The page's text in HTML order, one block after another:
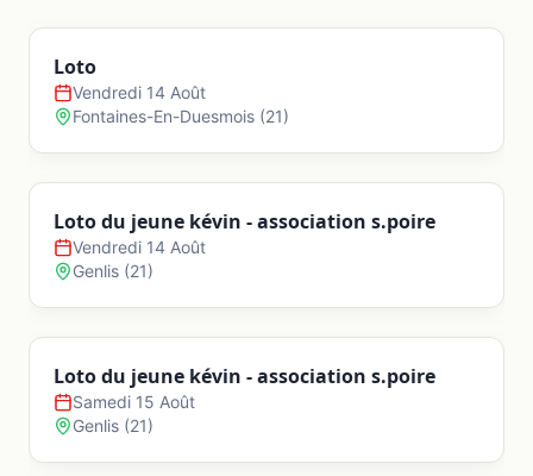
Amancey
Amathay-Vésigneux
Amondans
Anteuil
Appenans
Loto
Vendredi 14 Août
Fontaines-En-Duesmois (21)
Loto du jeune kévin - association s.poire
Vendredi 14 Août
Genlis (21)
Loto du jeune kévin - association s.poire
Samedi 15 Août
Genlis (21)